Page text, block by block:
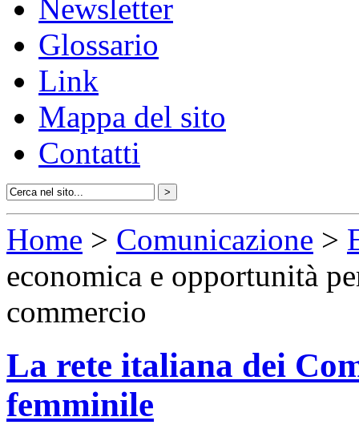
Newsletter
Glossario
Link
Mappa del sito
Contatti
Home > Comunicazione >
economica e opportunità
commercio
La rete italiana dei
femminile